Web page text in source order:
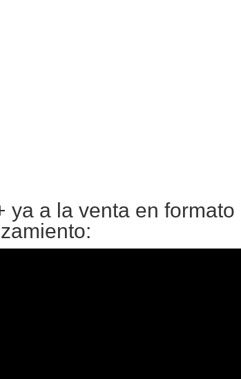
ya a la venta en formato